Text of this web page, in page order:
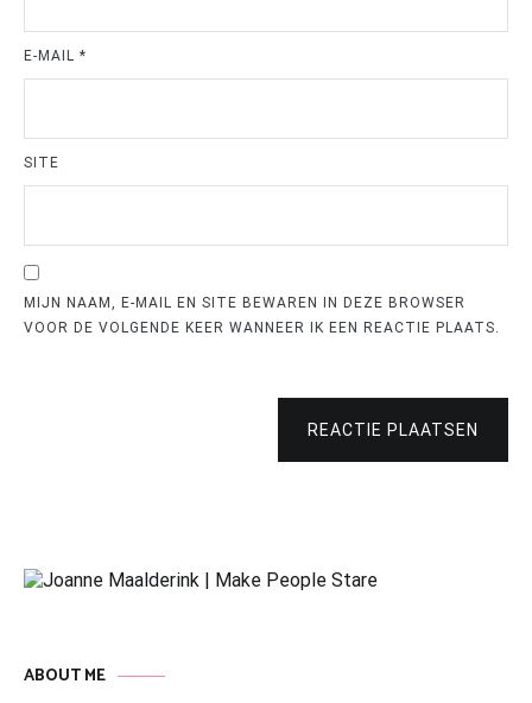
E-MAIL *
SITE
MIJN NAAM, E-MAIL EN SITE BEWAREN IN DEZE BROWSER
VOOR DE VOLGENDE KEER WANNEER IK EEN REACTIE PLAATS.
REACTIE PLAATSEN
ABOUT ME